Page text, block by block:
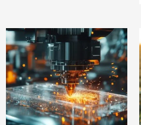
4
Czy sztuczna
geodety w